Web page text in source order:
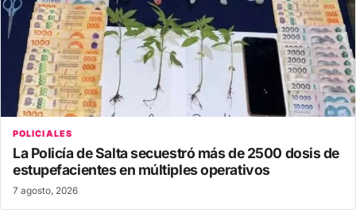
POLICIALES
La Policía de Salta secuestró más de 2500 dosis de
estupefacientes en múltiples operativos
7 agosto, 2026